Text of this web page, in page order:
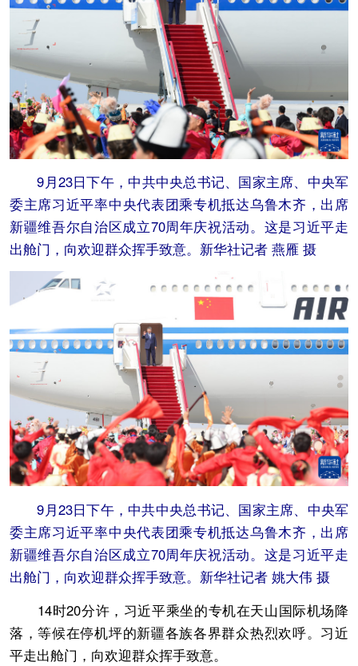
9月23日下午，中共中央总书记、国家主席、中央军
委主席习近平率中央代表团乘专机抵达乌鲁木齐，出席
新疆维吾尔自治区成立70周年庆祝活动。这是习近平走
出舱门，向欢迎群众挥手致意。新华社记者 燕雁 摄
9月23日下午，中共中央总书记、国家主席、中央军
委主席习近平率中央代表团乘专机抵达乌鲁木齐，出席
新疆维吾尔自治区成立70周年庆祝活动。这是习近平走
出舱门，向欢迎群众挥手致意。新华社记者 姚大伟 摄
14时20分许，习近平乘坐的专机在天山国际机场降
落，等候在停机坪的新疆各族各界群众热烈欢呼。习近
平走出舱门，向欢迎群众挥手致意。